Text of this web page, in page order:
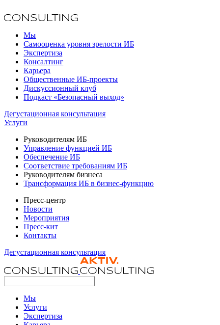
Мы
Самооценка уровня зрелости ИБ
Экспертиза
Консалтинг
Карьера
Общественные ИБ-проекты
Дискуссионный клуб
Подкаст «Безопасный выход»
Дегустационная консультация
Услуги
Руководителям ИБ
Управление функцией ИБ
Обеспечение ИБ
Соответствие требованиям ИБ
Руководителям бизнеса
Трансформация ИБ в бизнес-функцию
Пресс-центр
Новости
Мероприятия
Пресс-кит
Контакты
Дегустационная консультация
Мы
Услуги
Экспертиза